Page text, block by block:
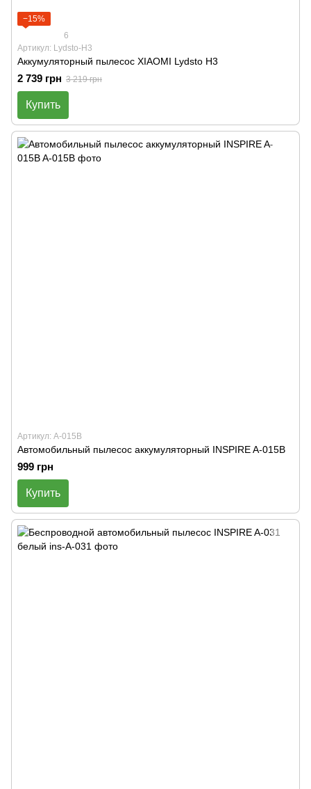
−15%
6
Артикул: Lydsto-H3
Аккумуляторный пылесос XIAOMI Lydsto H3
2 739 грн 3 219 грн
Купить
Артикул: A-015B
Автомобильный пылесос аккумуляторный INSPIRE A-015B
999 грн
Купить